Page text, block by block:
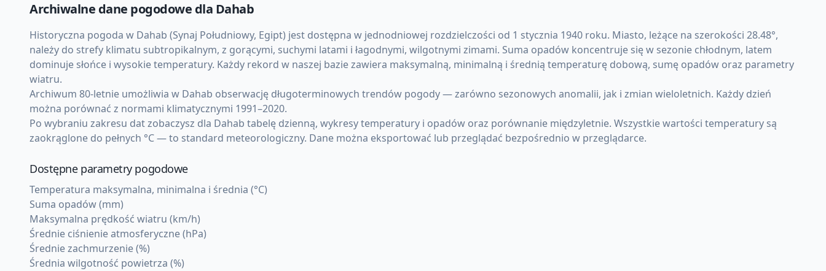
Archiwalne dane pogodowe dla Dahab
Historyczna pogoda w Dahab (Synaj Południowy, Egipt) jest dostępna w jednodniowej rozdzielczości od 1 stycznia 1940 roku. Miasto, leżące na szerokości 28.48°,
należy do strefy klimatu subtropikalnym, z gorącymi, suchymi latami i łagodnymi, wilgotnymi zimami. Suma opadów koncentruje się w sezonie chłodnym, latem
dominuje słońce i wysokie temperatury. Każdy rekord w naszej bazie zawiera maksymalną, minimalną i średnią temperaturę dobową, sumę opadów oraz parametry
wiatru.
Archiwum 80-letnie umożliwia w Dahab obserwację długoterminowych trendów pogody — zarówno sezonowych anomalii, jak i zmian wieloletnich. Każdy dzień
można porównać z normami klimatycznymi 1991–2020.
Po wybraniu zakresu dat zobaczysz dla Dahab tabelę dzienną, wykresy temperatury i opadów oraz porównanie międzyletnie. Wszystkie wartości temperatury są
zaokrąglone do pełnych °C — to standard meteorologiczny. Dane można eksportować lub przeglądać bezpośrednio w przeglądarce.
Dostępne parametry pogodowe
Temperatura maksymalna, minimalna i średnia (°C)
Suma opadów (mm)
Maksymalna prędkość wiatru (km/h)
Średnie ciśnienie atmosferyczne (hPa)
Średnie zachmurzenie (%)
Średnia wilgotność powietrza (%)